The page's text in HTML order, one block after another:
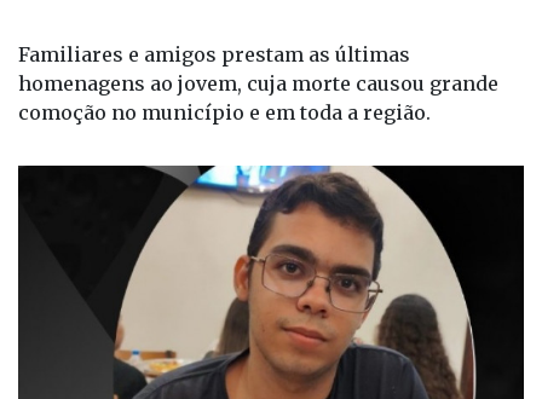
Familiares e amigos prestam as últimas
homenagens ao jovem, cuja morte causou grande
comoção no município e em toda a região.